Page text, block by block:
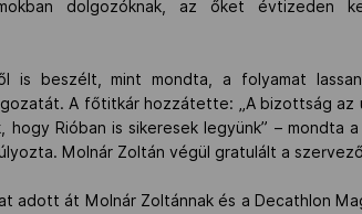
dolgozóknak, az őket évtizeden
is beszélt, mint mondta, a folyamat
A főtitkár hozzátette: „A bizottság az
Rióban is sikeresek legyünk” – mondta
Molnár Zoltán végül gratulált a
adott át Molnár Zoltánnak és a Decathlon